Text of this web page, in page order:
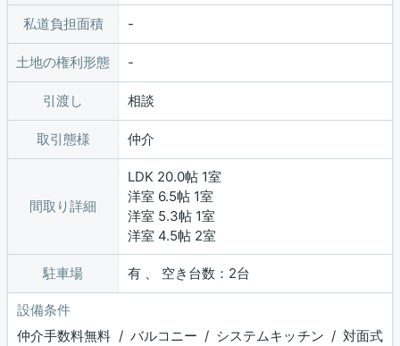
私道負担面積
土地の権利形態
引渡し 相談
取引態様 仲介
間取り詳細
LDK 20.0帖 1室
洋室 6.5帖 1室
洋室 5.3帖 1室
洋室 4.5帖 2室
駐車場 有 、 空き台数：2台
設備条件
仲介手数料無料 / バルコニー / システムキッチン / 対面式